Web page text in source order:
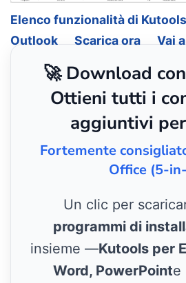
Elenco funzionalità di
Outlook
Scarica ora Vai
🚀 Download
Ottieni tutti i
aggiuntivi
Fortemente
Office (5-
Un clic per
programmi di
insieme —Kutools per
Word, PowerPointe